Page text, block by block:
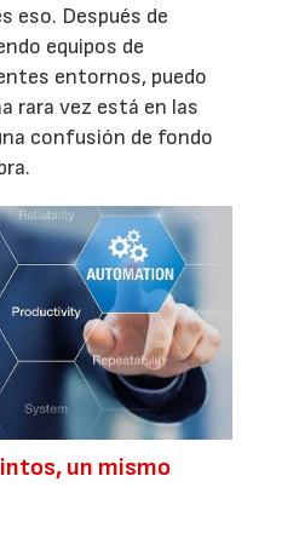
eso. Después de
equipos de
entornos, puedo
rara vez está en las
confusión de fondo
un mismo